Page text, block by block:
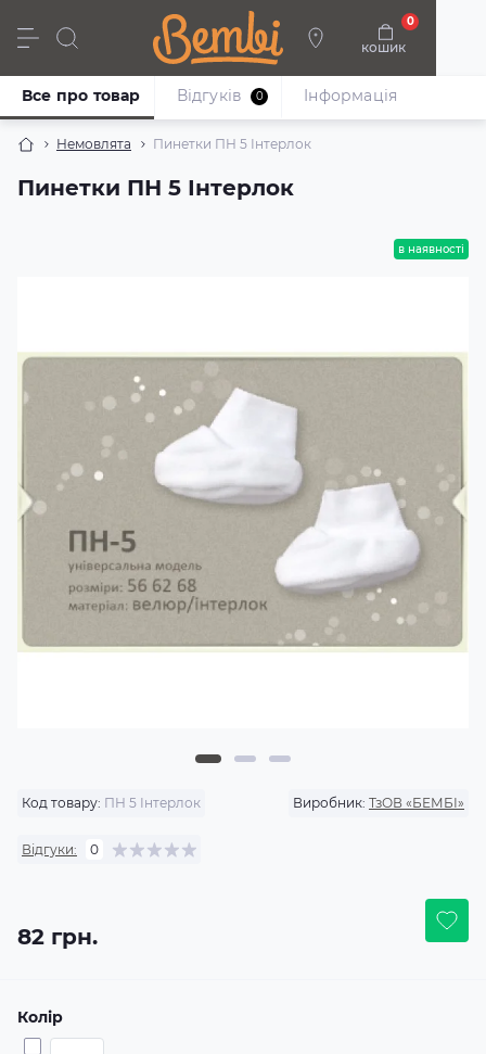
кошик
0
Дівчата Хлопці Немовлята Взуття
Немовлята Пинетки ПН 5 Інтерлок
Пинетки ПН 5 Інтерлок
Все про товар Відгуків 0 Iнформація
в наявності
Код товару: ПН 5 Інтерлок Виробник: ТзОВ «БЕМБІ»
Відгуки: 0
82 грн.
Колір